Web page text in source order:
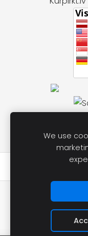
📱 Telefons
✉️ E-pasts:
We use